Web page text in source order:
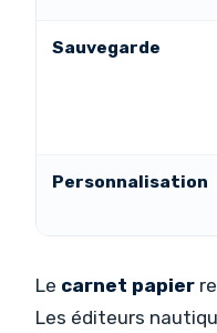
Sauvegarde
Personnalisation
Le carnet papier
Les éditeurs